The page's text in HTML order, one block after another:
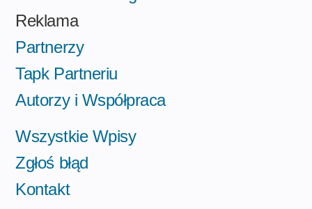
Reklama
Partnerzy
Tapk Partneriu
Autorzy i Współpraca
Wszystkie Wpisy
Zgłoś błąd
Kontakt